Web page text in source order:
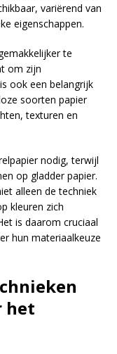
variërend van
eigenschappen.
te
om zijn
ook een belangrijk
soorten papier
texturen en
nodig, terwijl
op gladder papier.
alleen de techniek
kleuren zich
is daarom cruciaal
hun materiaalkeuze
het